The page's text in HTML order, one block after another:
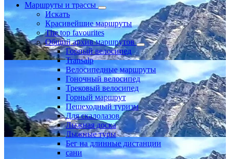
Маршруты и трассы
Искать
Красивейшие маршруты
The top favourites
Общий архив маршрутов
Горный велосипед
Transalp
Велосипедные маршруты
Гоночный велосипед
Трековый велосипед
Горный маршрут
Пешеходный туризм
Для скалолазов
Лыжная доска
Лыжные туры
Бег на длинные дистанции
сани